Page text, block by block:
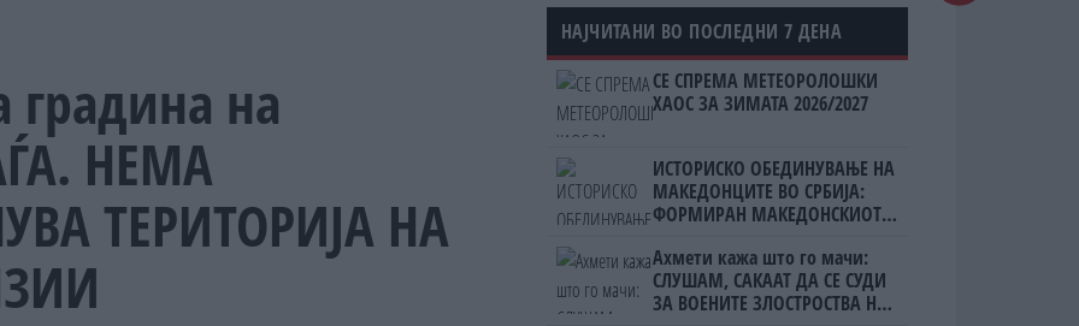
градина на
НЕМА
ТЕРИТОРИЈА НА
НАЈЧИТАНИ ВО ПОСЛЕДНИ 7 ДЕНА
СЕ СПРЕМА МЕТЕОРОЛОШКИ
ХАОС ЗА ЗИМАТА 2026/2027
ИСТОРИСКО ОБЕДИНУВАЊЕ НА
МАКЕДОНЦИТЕ ВО СРБИЈА:
ФОРМИРАН МАКЕДОНСКИОТ
Ахмети кажа што го мачи:
СЛУШАМ, САКААТ ДА СЕ СУДИ
ЗА ВОЕНИТЕ ЗЛОСТРОСТВА НА